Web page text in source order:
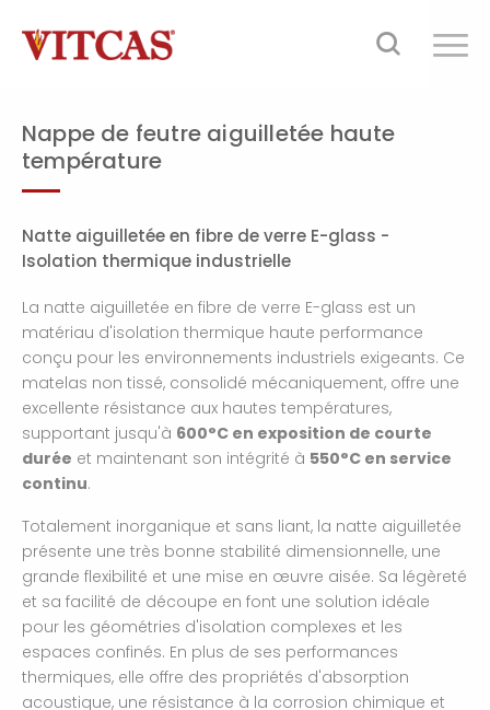
Nappe de feutre aiguilletée haute
température
Natte aiguilletée en fibre de verre E-glass -
Isolation thermique industrielle
La natte aiguilletée en fibre de verre E-glass est un
matériau d'isolation thermique haute performance
conçu pour les environnements industriels exigeants. Ce
matelas non tissé, consolidé mécaniquement, offre une
excellente résistance aux hautes températures,
supportant jusqu'à 600°C en exposition de courte
durée et maintenant son intégrité à 550°C en service
continu.
Totalement inorganique et sans liant, la natte aiguilletée
présente une très bonne stabilité dimensionnelle, une
grande flexibilité et une mise en œuvre aisée. Sa légèreté
et sa facilité de découpe en font une solution idéale
pour les géométries d'isolation complexes et les
espaces confinés. En plus de ses performances
thermiques, elle offre des propriétés d'absorption
acoustique, une résistance à la corrosion chimique et